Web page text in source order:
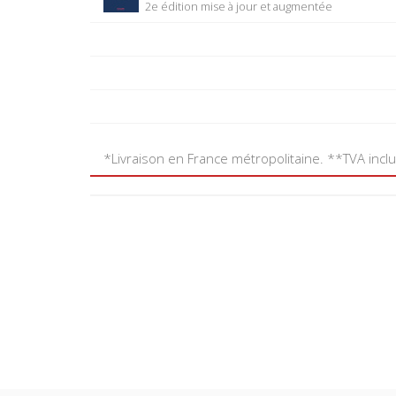
2e édition mise à jour et augmentée
*Livraison en France métropolitaine. **TVA